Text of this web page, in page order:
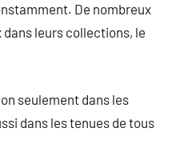
De nombreux
leurs collections, le
seulement dans les
dans les tenues de tous